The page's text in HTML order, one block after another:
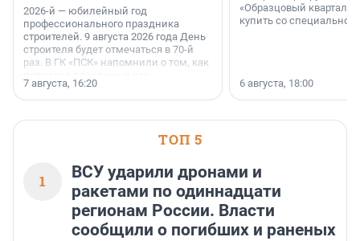
2026-й — юбилейный год
профессионального праздника
строителей. 9 августа 2026 года День
строителя будет отмечаться в 70-й
раз. В ГК «ПСК» напомнили о том, как
поменялась роль строительства.
7 августа, 16:20
«Образцовый квартал
купить со специальной
6 августа, 18:00
ТОП 5
1
ВСУ ударили дронами и
ракетами по одиннадцати
регионам России. Власти
сообщили о погибших и раненых